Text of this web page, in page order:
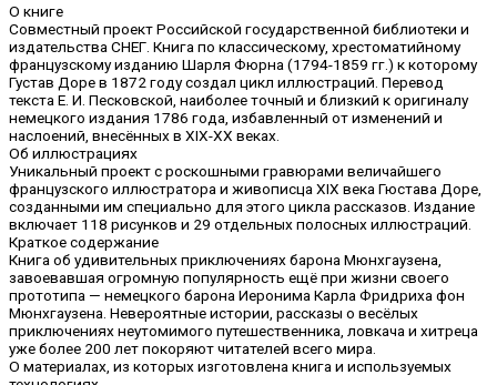
О книге
Совместный проект Российской государственной библиотеки и
издательства СНЕГ. Книга по классическому, хрестоматийному
французскому изданию Шарля Фюрна (1794-1859 гг.) к которому
Густав Доре в 1872 году создал цикл иллюстраций. Перевод
текста Е. И. Песковской, наиболее точный и близкий к оригиналу
немецкого издания 1786 года, избавленный от изменений и
наслоений, внесённых в XIX-XX веках.
Об иллюстрациях
Уникальный проект с роскошными гравюрами величайшего
французского иллюстратора и живописца XIX века Гюстава Доре,
созданными им специально для этого цикла рассказов. Издание
включает 118 рисунков и 29 отдельных полосных иллюстраций.
Краткое содержание
Книга об удивительных приключениях барона Мюнхгаузена,
завоевавшая огромную популярность ещё при жизни своего
прототипа — немецкого барона Иеронима Карла Фридриха фон
Мюнхгаузена. Невероятные истории, рассказы о весёлых
приключениях неутомимого путешественника, ловкача и хитреца
уже более 200 лет покоряют читателей всего мира.
О материалах, из которых изготовлена книга и используемых